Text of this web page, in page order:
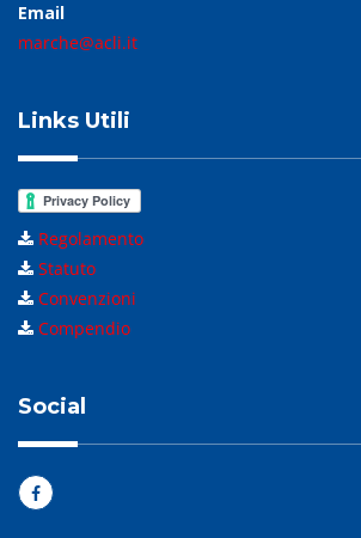
Email
marche@acli.it
Links Utili
Regolamento
Statuto
Convenzioni
Compendio
Social